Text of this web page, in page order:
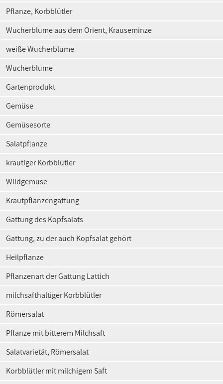
Pflanze, Korbblütler
Wucherblume aus dem Orient, Krauseminze
weiße Wucherblume
Wucherblume
Gartenprodukt
Gemüse
Gemüsesorte
Salatpflanze
krautiger Korbblütler
Wildgemüse
Krautpflanzengattung
Gattung des Kopfsalats
Gattung, zu der auch Kopfsalat gehört
Heilpflanze
Pflanzenart der Gattung Lattich
milchsafthaltiger Korbblütler
Römersalat
Pflanze mit bitterem Milchsaft
Salatvarietät, Römersalat
Korbblütler mit milchigem Saft